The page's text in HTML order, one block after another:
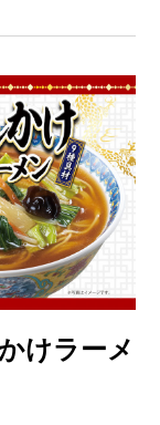
けラーメ